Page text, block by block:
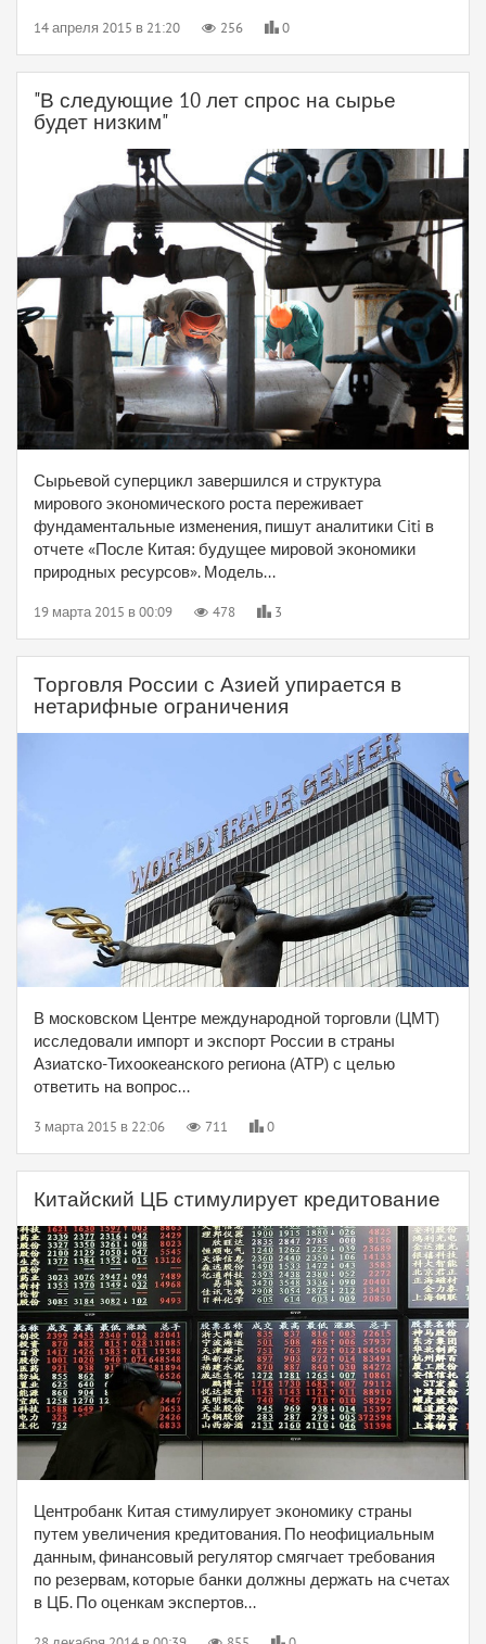
14 апреля 2015 в 21:20 256 0
"В следующие 10 лет спрос на сырье
будет низким"
Сырьевой суперцикл завершился и структура
мирового экономического роста переживает
фундаментальные изменения, пишут аналитики Citi в
отчете «После Китая: будущее мировой экономики
природных ресурсов». Модель...
19 марта 2015 в 00:09 478 3
Торговля России с Азией упирается в
нетарифные ограничения
В московском Центре международной торговли (ЦМТ)
исследовали импорт и экспорт России в страны
Азиатско-Тихоокеанского региона (АТР) с целью
ответить на вопрос...
3 марта 2015 в 22:06 711 0
Китайский ЦБ стимулирует кредитование
Центробанк Китая стимулирует экономику страны
путем увеличения кредитования. По неофициальным
данным, финансовый регулятор смягчает требования
по резервам, которые банки должны держать на счетах
в ЦБ. По оценкам экспертов...